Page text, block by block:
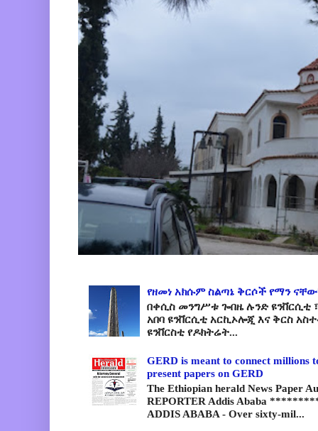
የዘመነ አክሱም ስልጣኔ ቅርሶች የማን
በቀሲስ መንግሥቱ ጐበዜ ሉንድ ዩንቨርሲቲ
አበባ ዩንቨርሲቲ አርኪኦሎጂ እና ቅርስ
ዩንቨርስቲ የዶክትሬት...
GERD is meant to connect millions
present papers on GERD
The Ethiopian herald News Paper
REPORTER Addis Ababa
ADDIS ABABA - Over sixty-mil...